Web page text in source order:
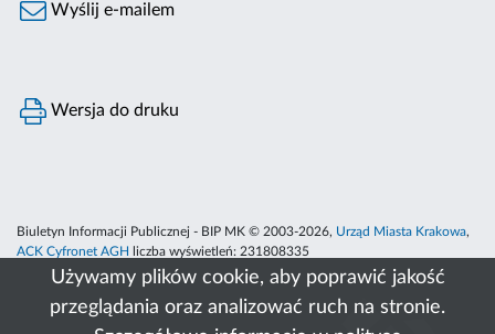
Używamy plików cookie, aby poprawić jakość
przeglądania oraz analizować ruch na stronie.
Wyślij e-mailem
Wersja do druku
Biuletyn Informacji Publicznej - BIP MK © 2003-2026, Urząd Miasta Krakowa,
ACK Cyfronet AGH
liczba wyświetleń: 231808335